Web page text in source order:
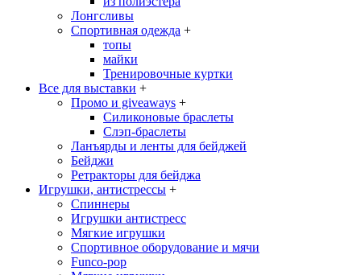
Лонгсливы
Спортивная одежда +
топы
майки
Тренировочные куртки
Все для выставки +
Промо и giveaways +
Силиконовые браслеты
Cлэп-браслеты
Ланъярды и ленты для бейджей
Бейджи
Ретракторы для бейджа
Игрушки, антистрессы +
Спиннеры
Игрушки антистресс
Мягкие игрушки
Спортивное оборудование и мячи
Funco-pop